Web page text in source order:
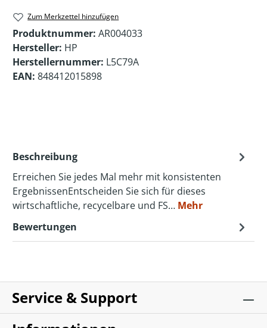
Zum Merkzettel hinzufügen
Produktnummer: AR004033
Hersteller: HP
Herstellernummer: L5C79A
EAN: 848412015898
Beschreibung
Erreichen Sie jedes Mal mehr mit konsistenten
ErgebnissenEntscheiden Sie sich für dieses
wirtschaftliche, recycelbare und FS… Mehr
Bewertungen
Service & Support